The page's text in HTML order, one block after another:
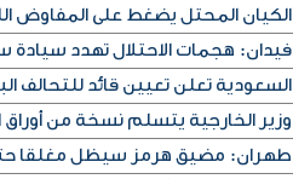
الكيان المحتل يضغط على المفاوض
فيدان: هجمات الاحتلال تهدد سيادة
السعودية تعلن تعيين قائد للتحالف
وزير الخارجية يتسلم نسخة من أوراق
طهران: مضيق هرمز سيظل مغلقا حتى